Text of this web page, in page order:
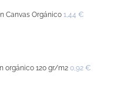
Canvas Orgánico 1,44 €
orgánico 120 gr/m2 0,92 €